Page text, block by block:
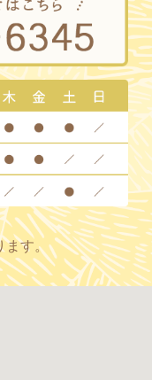
す。